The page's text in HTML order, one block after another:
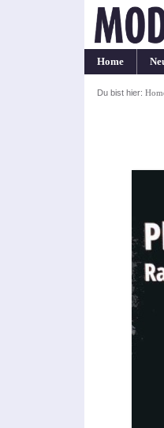
Home
Du bist hier: